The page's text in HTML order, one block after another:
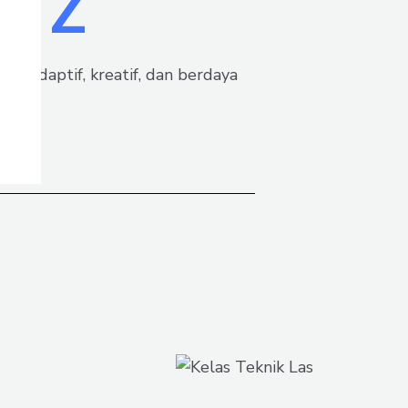
adaptif, kreatif, dan berdaya